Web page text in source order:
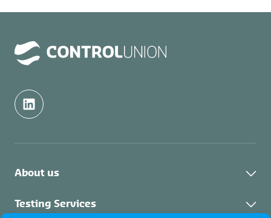
About us
About Control Union
Testing Services